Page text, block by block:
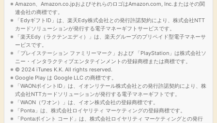
Amazon、Amazon.co.jpおよびそれらのロゴはAmazon.com, Inc.またはその関
連会社の商標です。
「EdyギフトID」は、楽天Edy株式会社との発行許諾契約により、株式会社NTT
カードソリューションが発行する電子マネーギフトサービスです。
「楽天Edy（ラクテンエディ）」は、楽天グループのプリペイド型電子マネーサ
ービスです。
「プレイステーション ファミリーマーク」および 「PlayStation」は株式会社ソ
ニー・インタラクティブエンタテインメントの登録商標または商標です。
© 2024 iTunes K.K. All rights reserved.
Google Play は Google LLC の商標です。
「WAONポイントID」は、イオンリテール株式会社との発行許諾契約により、株
式会社NTTカードソリューションが発行する電子マネーギフトです。
「WAON（ワオン）」は、イオン株式会社の登録商標です。
「Ponta」は、株式会社ロイヤリティ マーケティングの登録商標です。
「Pontaポイント コード」は、株式会社ロイヤリティ マーケティングとの発行